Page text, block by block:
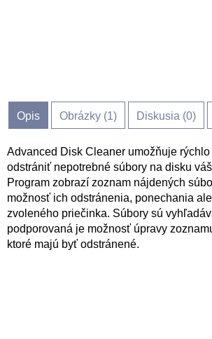
Opis Obrázky (1) Diskusia (0)
Advanced Disk Cleaner umožňuje
odstrániť nepotrebné súbory na disku
Program zobrazí zoznam nájdených
možnosť ich odstránenia, ponechania
zvoleného priečinka. Súbory sú
podporovaná je možnosť úpravy
ktoré majú byť odstránené.